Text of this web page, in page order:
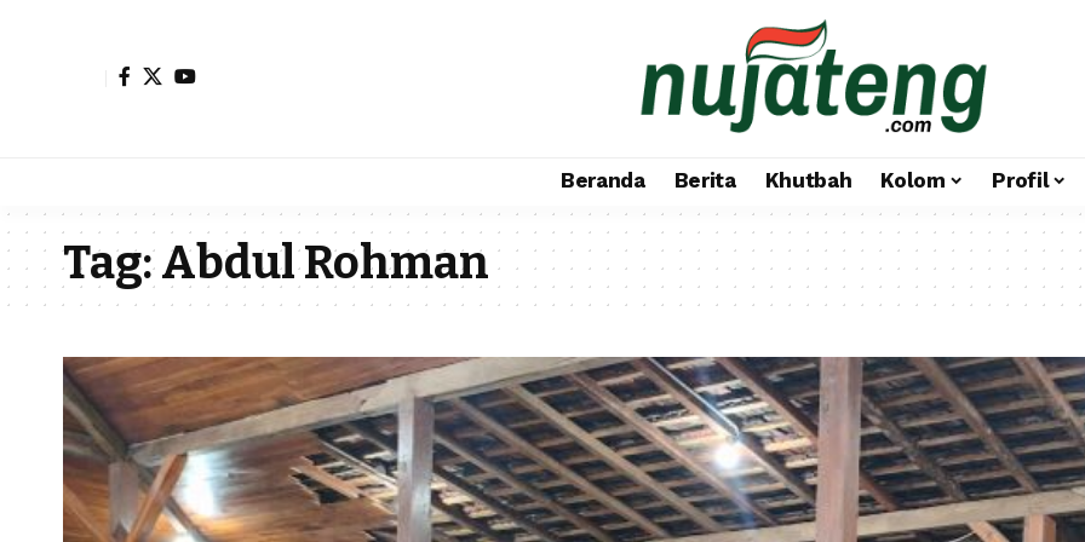
Beranda Berita Khutbah Kolom Profil
Tag:Abdul Rohman